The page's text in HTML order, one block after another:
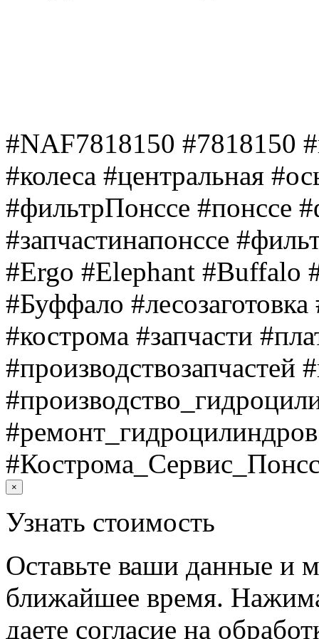
#NAF7818150 #7818150
#колеса #центральная
#фильтрПонссе #понссе
#запчастинапонссе
#Ergo #Elephant #Buffalo
#Буффало #лесозаготовка
#кострома #запчасти
×
Узнать стоимость
Оставьте ваши данные и
ближайшее время.
даете согласие на